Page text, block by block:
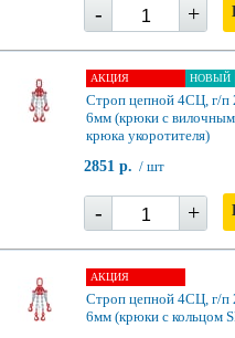
- +
АКЦИЯ НОВЫЙ
Строп цепной 4СЦ, г/п
6мм (крюки с
крюка укоротителя)
2851 р. / шт
- +
АКЦИЯ
Строп цепной 4СЦ, г/п
6мм (крюки с кольцом